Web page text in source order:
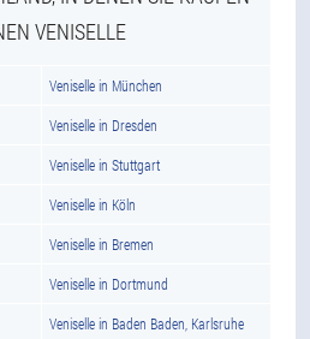
VENISELLE
Veniselle in München
Veniselle in Dresden
Veniselle in Stuttgart
Veniselle in Köln
Veniselle in Bremen
Veniselle in Dortmund
Veniselle in Baden Baden, Karlsruhe